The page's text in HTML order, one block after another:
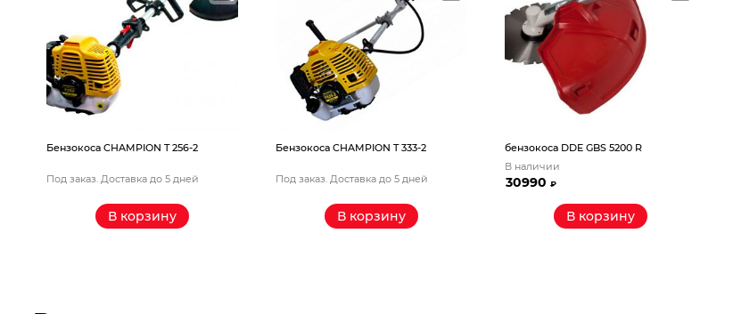
Бензокоса CHAMPION T 256-2
Под заказ. Доставка до 5 дней
В корзину
Бензокоса CHAMPION T 333-2
Под заказ. Доставка до 5 дней
В корзину
бензокоса DDE GBS 5200 R
В наличии
30990₽
В корзину